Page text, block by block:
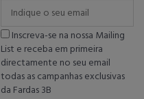
Inscreva-se na nossa Mailing
List e receba em primeira
directamente no seu email
todas as campanhas exclusivas
da Fardas 3B